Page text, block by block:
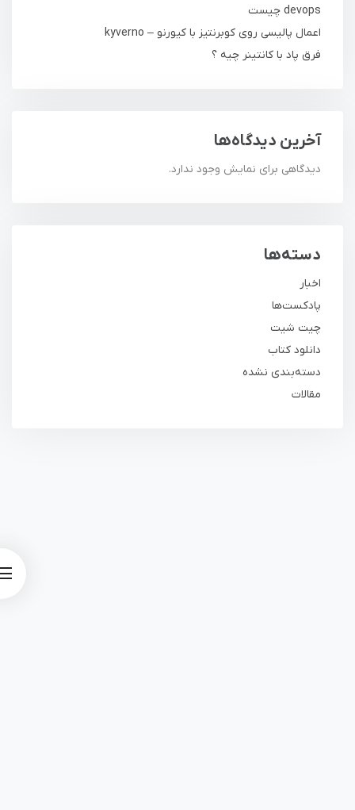
devops چیست
اعمال پالیسی روی کوبرنتیز با کیورنو – kyverno
فرق پاد با کانتینر چیه ؟
آخرین دیدگاه‌ها
دیدگاهی برای نمایش وجود ندارد.
دسته‌ها
اخبار
پادکست‌ها
چیت شیت
دانلود کتاب
دسته‌بندی نشده
مقالات